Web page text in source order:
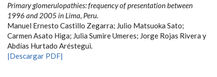
Primary glomerulopathies: frequency of presentation between
1996 and 2005 in Lima, Peru.
Manuel Ernesto Castillo Zegarra; Julio Matsuoka Sato;
Carmen Asato Higa; Julia Sumire Umeres; Jorge Rojas Rivera y
Abdías Hurtado Aréstegui.
|Descargar PDF|